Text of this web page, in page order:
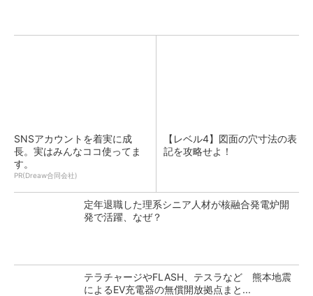
SNSアカウントを着実に成
長。実はみんなココ使ってま
す。
PR(Dreaw合同会社)
【レベル4】図面の穴寸法の表
記を攻略せよ！
定年退職した理系シニア人材が核融合発電炉開
発で活躍、なぜ？
テラチャージやFLASH、テスラなど 熊本地震
によるEV充電器の無償開放拠点まと...